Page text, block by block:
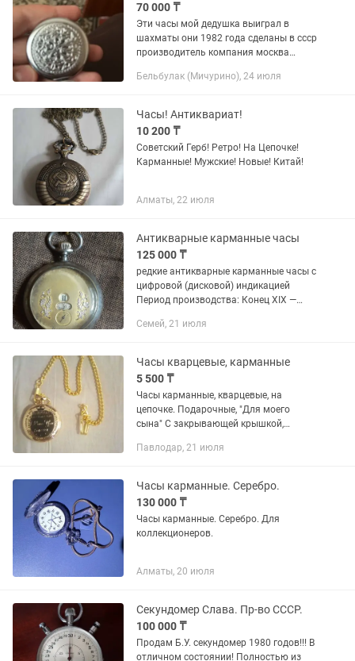
70 000 ₸
Эти часы мой дедушка выиграл в
шахматы они 1982 года сделаны в ссср
производитель компания москва
Бельбулак (Мичурино), 24 июля
Часы! Антиквариат!
10 200 ₸
Советский Герб! Ретро! На Цепочке!
Карманные! Мужские! Новые! Китай!
Алматы, 22 июля
Антикварные карманные часы
125 000 ₸
редкие антикварные карманные часы с
цифровой (дисковой) индикацией
Период производства: Конец XIX —
1890–1910-е годы), эпоха модерна
Семей, 21 июля
Часы кварцевые, карманные
5 500 ₸
Часы карманные, кварцевые, на
цепочке. Подарочные, "Для моего
сына" С закрывающей крышкой,
Павлодар, 21 июля
Часы карманные. Серебро.
130 000 ₸
Часы карманные. Серебро. Для
коллекционеров.
Алматы, 20 июля
Секундомер Слава. Пр-во СССР.
100 000 ₸
Продам Б.У. секундомер 1980 годов!!! В
отличном состоянии! Полностью из